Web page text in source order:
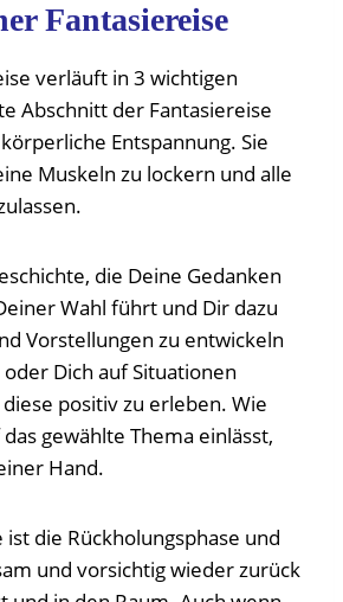
Fantasiereise
verläuft in 3 wichtigen
Abschnitt der Fantasiereise
Entspannung. Sie
Muskeln zu lockern und alle
die Deine Gedanken
Wahl führt und Dir dazu
Vorstellungen zu entwickeln
Dich auf Situationen
positiv zu erleben. Wie
gewählte Thema einlässt,
Hand.
ist die Rückholungsphase und
und vorsichtig wieder zurück